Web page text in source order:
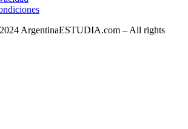
ArgentinaESTUDIA.com – All rights